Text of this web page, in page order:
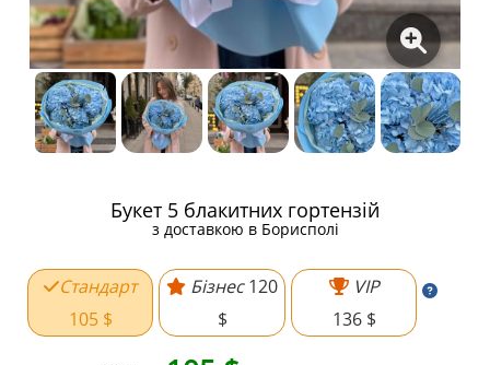
Букет 5 блакитних гортензій
з доставкою в Борисполі
Стандарт
105 $
Бізнес 120
$
VIP
136 $